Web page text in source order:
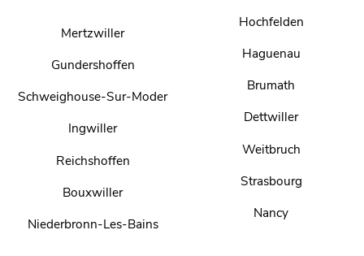
Mertzwiller
Gundershoffen
Schweighouse-Sur-Moder
Ingwiller
Reichshoffen
Bouxwiller
Niederbronn-Les-Bains
Hochfelden
Haguenau
Brumath
Dettwiller
Weitbruch
Strasbourg
Nancy